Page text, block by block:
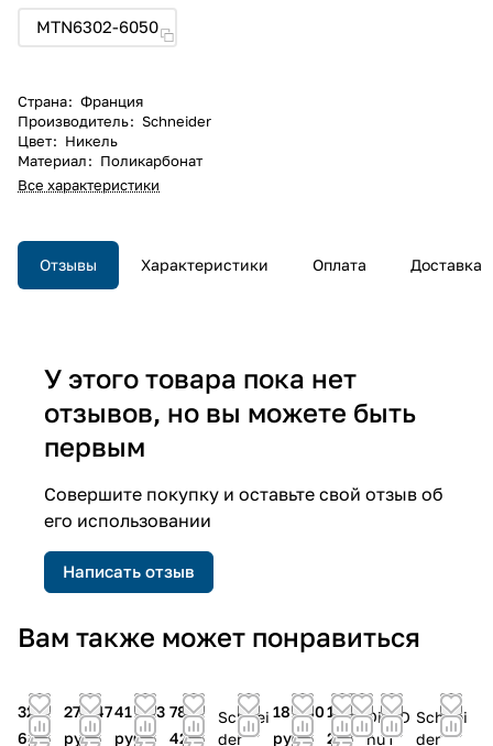
MTN6302-6050
Страна: Франция
Производитель: Schneider
Цвет: Никель
Материал: Поликарбонат
Все характеристики
Отзывы Характеристики Оплата Доставка
У этого товара пока нет
отзывов, но вы можете быть
первым
Совершите покупку и оставьте свой отзыв об
его использовании
Написать отзыв
Вам также может понравиться
32
633
27 047
руб.
41 843
руб.
78
425
Schnei
der
18 080
руб.
104
210
Di
nu
MD
T
Schnei
der